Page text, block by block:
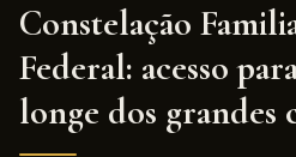
Constelação
Federal: acesso
longe dos grandes